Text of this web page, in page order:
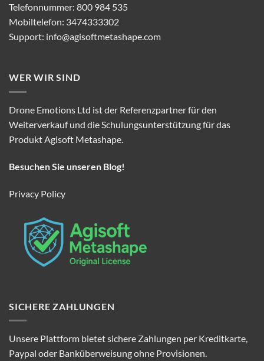
Telefonnummer: 800 984 535
Mobiltelefon: 3474333302
Support: info@agisoftmetashape.com
WER WIR SIND
Drone Emotions Ltd ist der Referenzpartner für den
Weiterverkauf und die Schulungsunterstützung für das
Produkt Agisoft Metashape.
Besuchen Sie unseren Blog!
Privacy Policy
SICHERE ZAHLUNGEN
Unsere Plattform bietet sichere Zahlungen per Kreditkarte,
Paypal oder Banküberweisung ohne Provisionen.